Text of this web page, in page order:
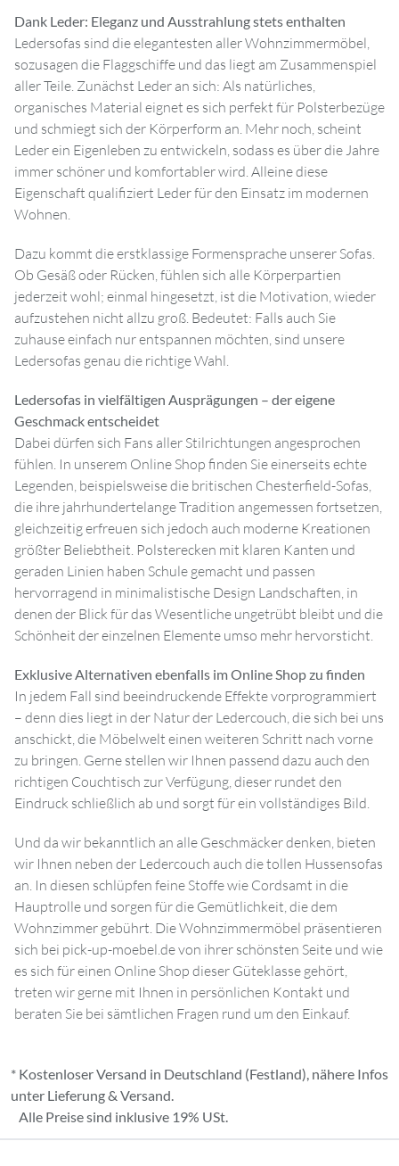
Dank Leder: Eleganz und Ausstrahlung stets enthalten
Ledersofas sind die elegantesten aller Wohnzimmermöbel,
sozusagen die Flaggschiffe und das liegt am Zusammenspiel
aller Teile. Zunächst Leder an sich: Als natürliches,
organisches Material eignet es sich perfekt für Polsterbezüge
und schmiegt sich der Körperform an. Mehr noch, scheint
Leder ein Eigenleben zu entwickeln, sodass es über die Jahre
immer schöner und komfortabler wird. Alleine diese
Eigenschaft qualifiziert Leder für den Einsatz im modernen
Wohnen.
Dazu kommt die erstklassige Formensprache unserer Sofas.
Ob Gesäß oder Rücken, fühlen sich alle Körperpartien
jederzeit wohl; einmal hingesetzt, ist die Motivation, wieder
aufzustehen nicht allzu groß. Bedeutet: Falls auch Sie
zuhause einfach nur entspannen möchten, sind unsere
Ledersofas genau die richtige Wahl.
Ledersofas in vielfältigen Ausprägungen – der eigene
Geschmack entscheidet
Dabei dürfen sich Fans aller Stilrichtungen angesprochen
fühlen. In unserem Online Shop finden Sie einerseits echte
Legenden, beispielsweise die britischen Chesterfield-Sofas,
die ihre jahrhundertelange Tradition angemessen fortsetzen,
gleichzeitig erfreuen sich jedoch auch moderne Kreationen
größter Beliebtheit. Polsterecken mit klaren Kanten und
geraden Linien haben Schule gemacht und passen
hervorragend in minimalistische Design Landschaften, in
denen der Blick für das Wesentliche ungetrübt bleibt und die
Schönheit der einzelnen Elemente umso mehr hervorsticht.
Exklusive Alternativen ebenfalls im Online Shop zu finden
In jedem Fall sind beeindruckende Effekte vorprogrammiert
– denn dies liegt in der Natur der Ledercouch, die sich bei uns
anschickt, die Möbelwelt einen weiteren Schritt nach vorne
zu bringen. Gerne stellen wir Ihnen passend dazu auch den
richtigen Couchtisch zur Verfügung, dieser rundet den
Eindruck schließlich ab und sorgt für ein vollständiges Bild.
Und da wir bekanntlich an alle Geschmäcker denken, bieten
wir Ihnen neben der Ledercouch auch die tollen Hussensofas
an. In diesen schlüpfen feine Stoffe wie Cordsamt in die
Hauptrolle und sorgen für die Gemütlichkeit, die dem
Wohnzimmer gebührt. Die Wohnzimmermöbel präsentieren
sich bei pick-up-moebel.de von ihrer schönsten Seite und wie
es sich für einen Online Shop dieser Güteklasse gehört,
treten wir gerne mit Ihnen in persönlichen Kontakt und
beraten Sie bei sämtlichen Fragen rund um den Einkauf.
* Kostenloser Versand in Deutschland (Festland), nähere Infos
unter Lieferung & Versand.
Alle Preise sind inklusive 19% USt.